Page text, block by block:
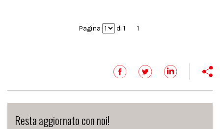
Pagina di 1 1
Resta aggiornato con noi!